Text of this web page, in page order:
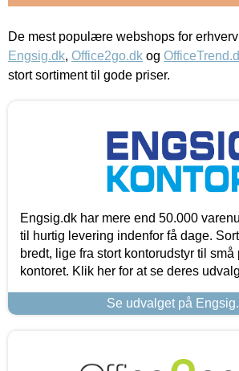
De mest populære webshops for
Engsig.dk, Office2go.dk og
stort sortiment til gode priser.
Engsig.dk har mere end 50.000
til hurtig levering indenfor få dage.
bredt, lige fra stort kontorudstyr til små
kontoret. Klik her for at se deres
Se udvalget på